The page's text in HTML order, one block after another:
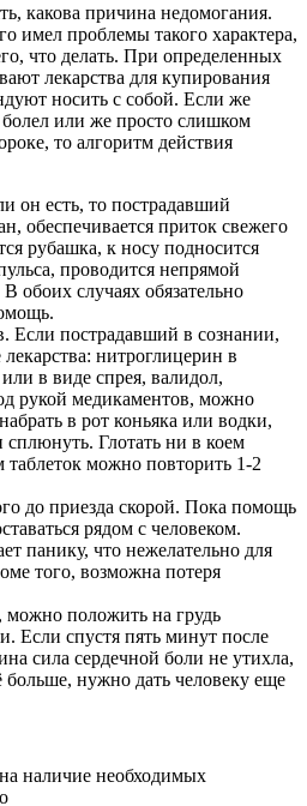
какова причина недомогания.
имел проблемы такого характера,
что делать. При определенных
лекарства для купирования
носить с собой. Если же
или же просто слишком
то алгоритм действия
он есть, то пострадавший
обеспечивается приток свежего
рубашка, к носу подносится
проводится непрямой
обоих случаях обязательно
Если пострадавший в сознании,
нитроглицерин в
в виде спрея, валидол,
рукой медикаментов, можно
в рот коньяка или водки,
Глотать ни в коем
таблеток можно повторить 1-2
до приезда скорой. Пока помощь
рядом с человеком.
панику, что нежелательно для
того, возможна потеря
можно положить на грудь
Если спустя пять минут после
сила сердечной боли не утихла,
больше, нужно дать человеку еще
наличие необходимых